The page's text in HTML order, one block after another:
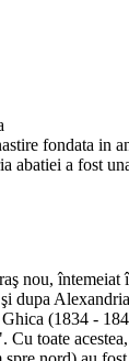
fondata in
abatiei a fost
nou,
dupa
(1834 -
toate